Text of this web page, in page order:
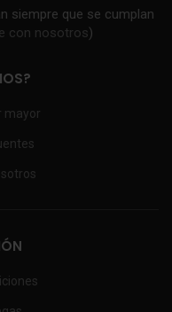
siempre que se cumplan
con nosotros)
mayor